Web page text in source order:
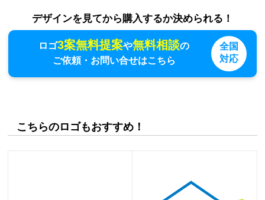
デザインを見てから購入するか決められる！
ロゴ3案無料提案や無料相談の
ご依頼・お問い合せはこちら
全国
対応
こちらのロゴもおすすめ！